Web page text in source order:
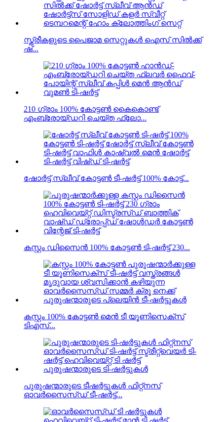
സ്ത്രീകളുടെ പൈജാമ സെറ്റുകൾ ഐസ് സിൽക്ക്
ഷ്...
210 ഗ്രാം 100% കോട്ടൺ കൈകൊണ്ട്
എംബ്രോയ്ഡറി ചെയ്ത ഫ്ലോ...
ഷോർട്ട് സ്ലീവ് കോട്ടൺ ടീ-ഷർട്ട് 100% കോട്ട്...
കസ്റ്റം ഡിസൈൻ 100% കോട്ടൺ ടി-ഷർട്ട് 230...
കസ്റ്റം 100% കോട്ടൺ മെൻ ടീ യൂണിസെക്സ്
ടിഎസ്...
പുരുഷന്മാരുടെ ടീഷർട്ടുകൾ ഫിറ്റ്നസ്
ഓവർസൈസ്ഡ് ടീ-ഷർട്ട്...